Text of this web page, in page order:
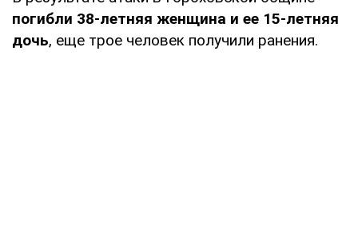
погибли 38-летняя женщина и ее 15-летняя
дочь, еще трое человек получили ранения.